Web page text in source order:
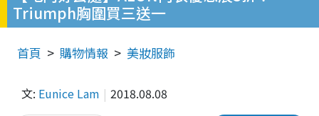
Triumph胸圍買三送一
首頁 購物情報 美妝服飾
文: Eunice Lam 2018.08.08